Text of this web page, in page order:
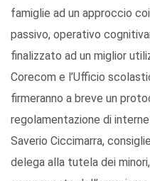
famiglie ad un approccio
passivo, operativo
finalizzato ad un miglior
Corecom e l’Ufficio
firmeranno a breve un
regolamentazione di
Saverio Ciccimarra,
delega alla tutela dei